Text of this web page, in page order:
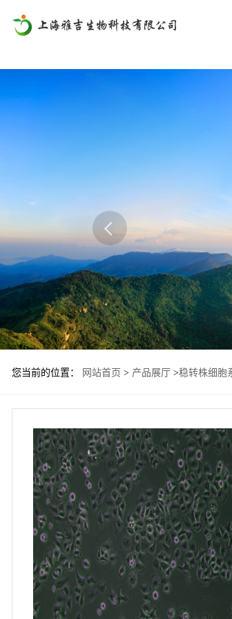
您当前的位置： 网站首页 > 产品展厅 >稳转株细胞